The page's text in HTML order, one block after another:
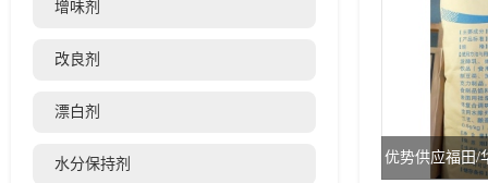
增味剂
改良剂
漂白剂
水分保持剂 优势供应福田/